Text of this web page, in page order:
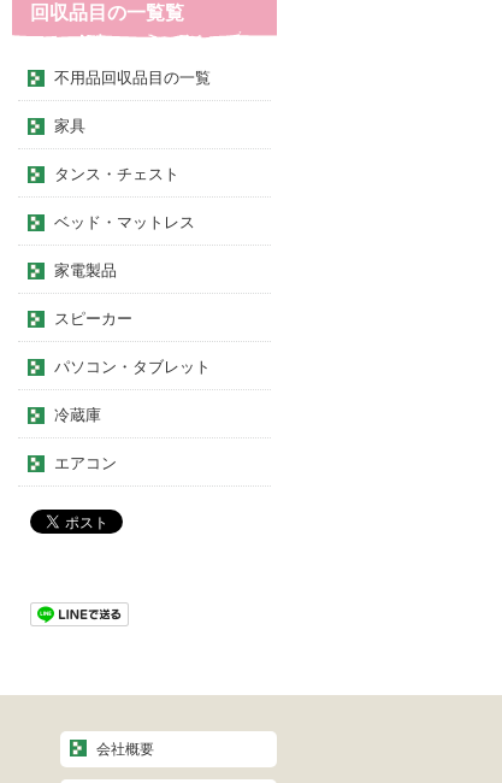
回収品目の一覧覧
不用品回収品目の一覧
家具
タンス・チェスト
ベッド・マットレス
家電製品
スピーカー
パソコン・タブレット
冷蔵庫
エアコン
会社概要